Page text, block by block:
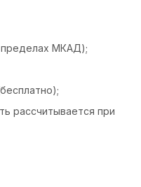
МКАД);
рассчитывается при